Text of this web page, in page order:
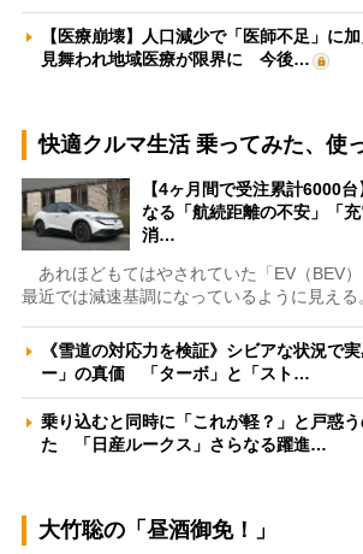
【医療崩壊】人口減少で「医師不足」に
見舞われ地域医療が限界に 今後…
快適クルマ生活 乗ってみた、使
【4ヶ月間で受注累計6000
なる「航続距離の不安」「
消…
あれほどもてはやされていた「EV（BEV）
最近では減速基調になっているように見え
《雪道の対応力を検証》シビアな状況で
ー」の真価 「ターボ」と「スト…
乗り込むと同時に「これが軽？」と戸惑
た 「日産ルークス」さらなる躍進…
大竹聡の「昼酒御免！」